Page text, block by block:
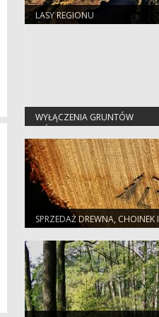
LASY REGIONU
WYŁĄCZENIA GRUNTÓW
LEŚNYCH Z PRODUKCJI
SPRZEDAŻ DREWNA, CHOINEK I
SADZONEK